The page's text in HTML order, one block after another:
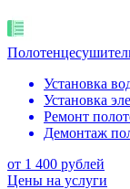
Установка
Установка
Ремонт
Демонтаж
от 1 400 рублей
Цены на услуги